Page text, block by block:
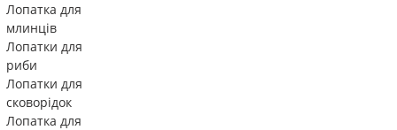
Лопатка для
млинців
Лопатки для
риби
Лопатки для
сковорідок
Лопатка для